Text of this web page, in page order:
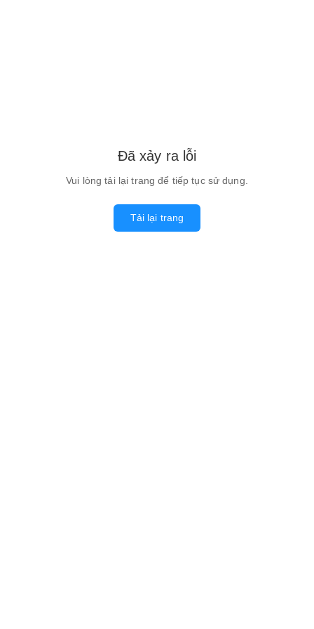
Đã xảy ra lỗi
Vui lòng tải lại trang để tiếp tục sử dụng.
Tải lại trang